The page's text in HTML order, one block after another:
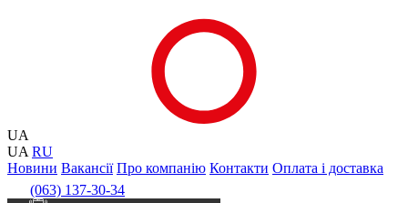
UA
UA RU
Новини Вакансії Про компанію Контакти Оплата і доставка
(063) 137-30-34